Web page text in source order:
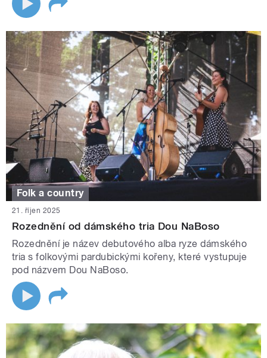
Folk a country
21. říjen 2025
Rozednění od dámského tria Dou NaBoso
Rozednění je název debutového alba ryze dámského
tria s folkovými pardubickými kořeny, které vystupuje
pod názvem Dou NaBoso.